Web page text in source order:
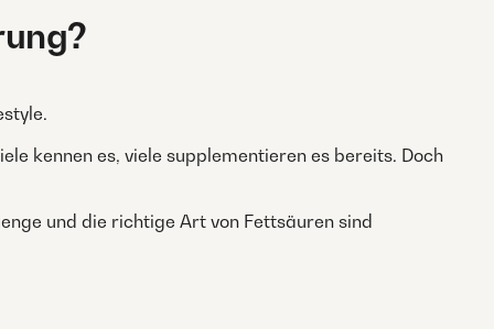
kennen es, viele supplementieren es bereits. Doch
und die richtige Art von Fettsäuren sind